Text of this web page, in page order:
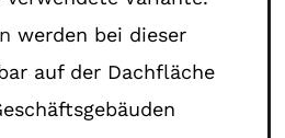
werden bei dieser
auf der Dachfläche